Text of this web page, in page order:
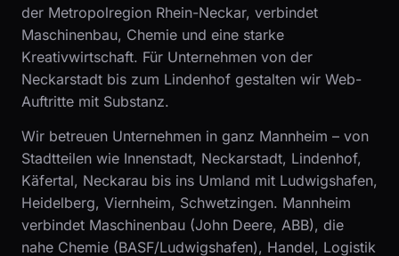
der Metropolregion Rhein-Neckar, verbindet
Maschinenbau, Chemie und eine starke
Kreativwirtschaft. Für Unternehmen von der
Neckarstadt bis zum Lindenhof gestalten wir Web-
Auftritte mit Substanz.
Wir betreuen Unternehmen in ganz Mannheim – von
Stadtteilen wie Innenstadt, Neckarstadt, Lindenhof,
Käfertal, Neckarau bis ins Umland mit Ludwigshafen,
Heidelberg, Viernheim, Schwetzingen. Mannheim
verbindet Maschinenbau (John Deere, ABB), die
nahe Chemie (BASF/Ludwigshafen), Handel, Logistik